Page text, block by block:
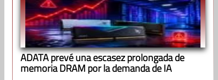
ADATA prevé una escasez prolongada de
memoria DRAM por la demanda de IA